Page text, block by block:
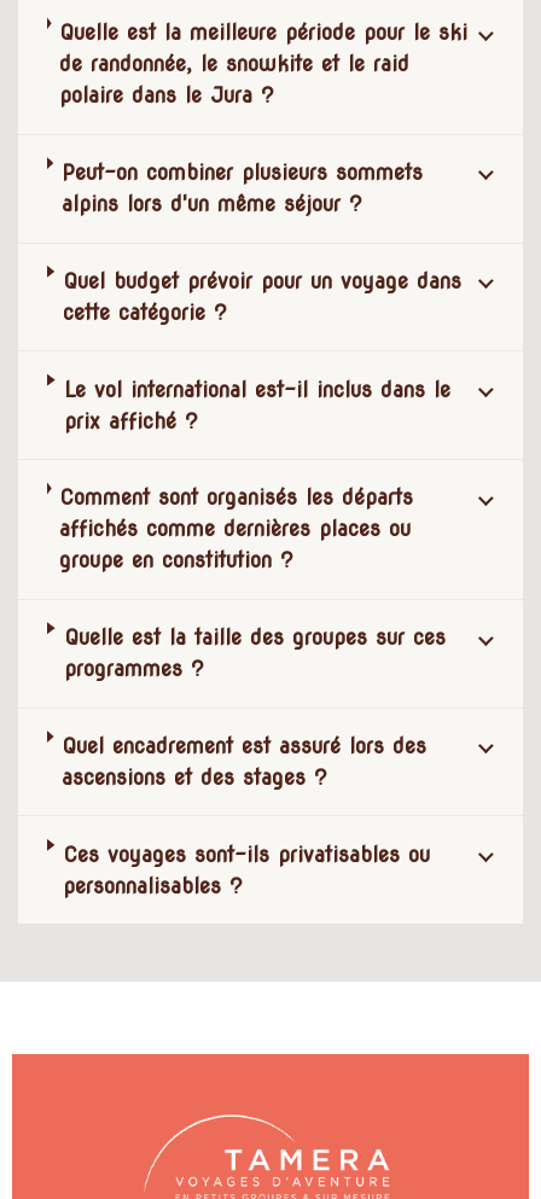
Quelle est la meilleure période pour le ski
de randonnée, le snowkite et le raid
polaire dans le Jura ?
Peut-on combiner plusieurs sommets
alpins lors d'un même séjour ?
Quel budget prévoir pour un voyage dans
cette catégorie ?
Le vol international est-il inclus dans le
prix affiché ?
Comment sont organisés les départs
affichés comme dernières places ou
groupe en constitution ?
Quelle est la taille des groupes sur ces
programmes ?
Quel encadrement est assuré lors des
ascensions et des stages ?
Ces voyages sont-ils privatisables ou
personnalisables ?